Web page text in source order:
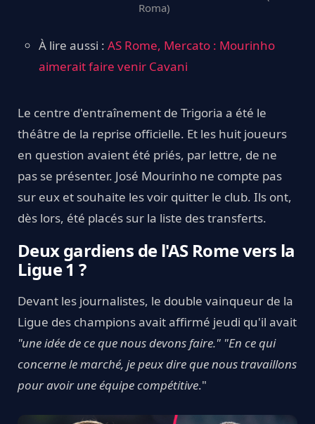
Roma)
À lire aussi : AS Rome, Mercato : Mourinho
aimerait faire venir Cavani
Le centre d'entraînement de Trigoria a été le
théâtre de la reprise officielle. Et les huit joueurs
en question avaient été priés, par lettre, de ne
pas se présenter. José Mourinho ne compte pas
sur eux et souhaite les voir quitter le club. Ils ont,
dès lors, été placés sur la liste des transferts.
Deux gardiens de l'AS Rome vers la
Ligue 1 ?
Devant les journalistes, le double vainqueur de la
Ligue des champions avait affirmé jeudi qu'il avait
"une idée de ce que nous devons faire." "En ce qui
concerne le marché, je peux dire que nous travaillons
pour avoir une équipe compétitive."